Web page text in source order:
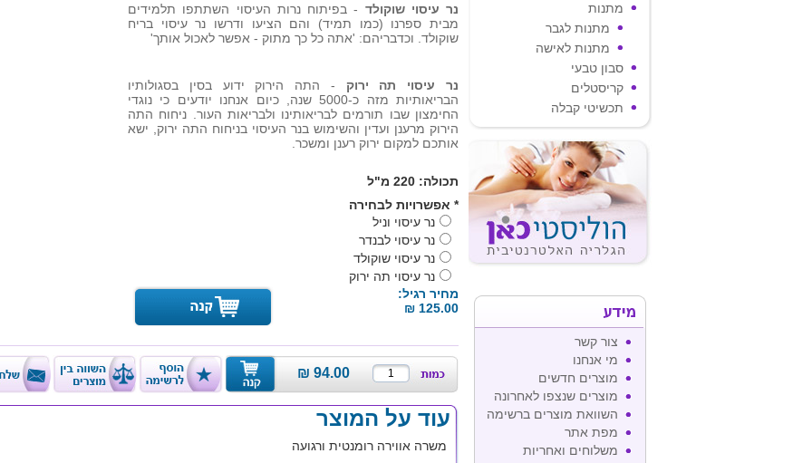
נר עיסוי שוקולד - בפיתוח נרות העיסוי השתתפו תלמידים
מבית ספרנו (כמו תמיד) והם הציעו ודרשו נר עיסוי בריח
שוקולד. וכדבריהם: 'אתה כל כך מתוק - אפשר לאכול אותך'
נר עיסוי תה ירוק - התה הירוק ידוע בסין בסגולותיו
הבריאותיות מזה כ-5000 שנה, כיום אנחנו יודעים כי נוגדי
החימצון שבו תורמים לבריאותינו ולבריאות העור. ניחוח התה
הירוק מרענן ועדין והשימוש בנר העיסוי בניחוח התה ירוק, ישא
אותכם למקום ירוק רענן ומשכר.
תכולה: 220 מ"ל
* אפשרויות לבחירה
נר עיסוי וניל
נר עיסוי לבנדר
נר עיסוי שוקולד
נר עיסוי תה ירוק
מחיר רגיל:
125.00 ₪
94.00
₪
עוד על המוצר
משרה אווירה רומנטית ורגועה
מתנות
מתנות לגבר
מתנות לאישה
סבון טבעי
קריסטלים
תכשיטי קבלה
מידע
צור קשר
מי אנחנו
מוצרים חדשים
מוצרים שנצפו לאחרונה
השוואת מוצרים ברשימה
מפת אתר
משלוחים ואחריות